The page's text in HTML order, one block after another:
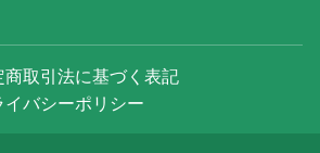
商取引法に基づく表記
イバシーポリシー